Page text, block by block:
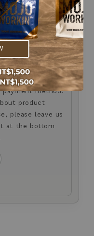
付款方式。
迎透過官網右下角
phone or SMS
method.
product
please leave us
at the bottom